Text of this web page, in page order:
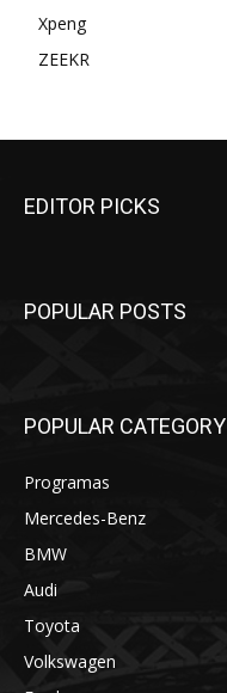
Xpeng
ZEEKR
EDITOR PICKS
POPULAR POSTS
POPULAR CATEGORY
Programas
Mercedes-Benz
BMW
Audi
Toyota
Volkswagen